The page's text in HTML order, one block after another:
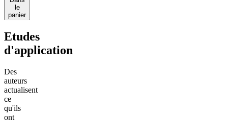
le
panier
Etudes
d'application
Des
auteurs
actualisent
ce
qu'ils
ont